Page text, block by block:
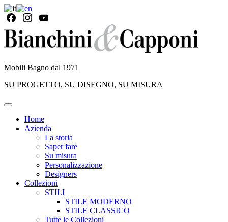
Mobili Bagno dal 1971
SU PROGETTO, SU DISEGNO, SU MISURA
Home
Azienda
La storia
Saper fare
Su misura
Personalizzazione
Designers
Collezioni
STILI
STILE MODERNO
STILE CLASSICO
Tutte le Collezioni